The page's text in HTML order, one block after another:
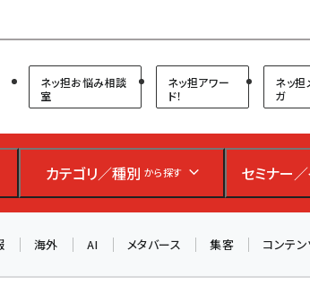
ップ担当者フォーラム
ネッ担お悩み相談
室
ネッ担アワー
ド！
ネッ担
ガ
カテゴリ／種別 から探す セミナー
海外 AI メタバース 集客 コンテ
AIが買い物を代行する時代に打つべき「次
アルペン、オイシックス、元UA責任者が登
ミナー（8/26＠東京）【交流会も